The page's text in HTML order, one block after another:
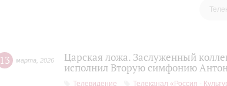
13 марта 2026
Царская ложа. Заслуженный
исполнил Вторую симфонию
Телевидение Телеканал «Россия -